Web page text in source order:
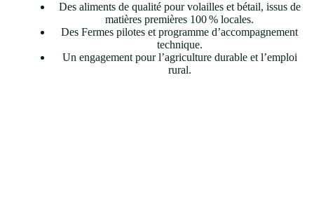
Des aliments de qualité pour volailles et bétail, issus de
matières premières 100 % locales.
Des Fermes pilotes et programme d’accompagnement
technique.
Un engagement pour l’agriculture durable et l’emploi
rural.